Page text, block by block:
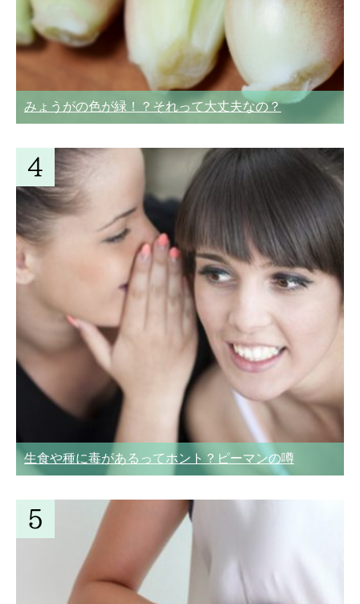
みょうがの色が緑！？それって大丈夫なの？
生食や種に毒があるってホント？ピーマンの噂